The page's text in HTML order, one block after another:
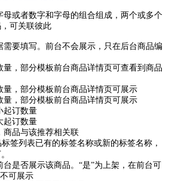
母或者数字和字母的组合组成，两个或多个
可关联彼此
需要填写。前台不会展示，只在后台商品编
， 部分模板前台商品详情页可查看到商品
量，部分模板前台商品详情页可展示
量，部分模板前台商品详情页可展示
起订数量
起订数量
商品与该推荐相关联
签列表已有的标签名称或新的标签名称，
台是否展示该商品。“是”为上架，在前台可
可展示